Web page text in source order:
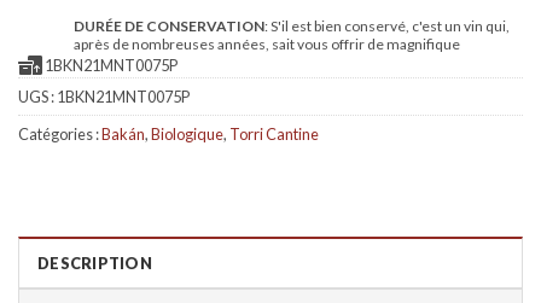
DURÉE DE CONSERVATION: S'il est bien conservé, c'est un vin qui,
après de nombreuses années, sait vous offrir de magnifique
1BKN21MNT0075P
UGS :1BKN21MNT0075P
Catégories :Bakán,Biologique, Torri Cantine
DESCRIPTION